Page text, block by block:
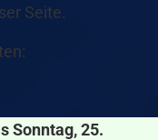
Seite.
Sonntag, 25.